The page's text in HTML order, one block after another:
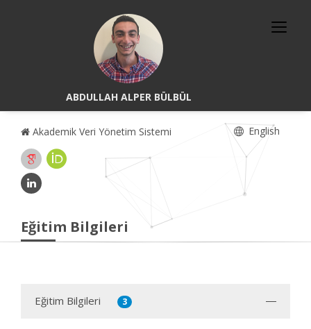
ABDULLAH ALPER BÜLBÜL
Akademik Veri Yönetim Sistemi English
Eğitim Bilgileri
Eğitim Bilgileri 3